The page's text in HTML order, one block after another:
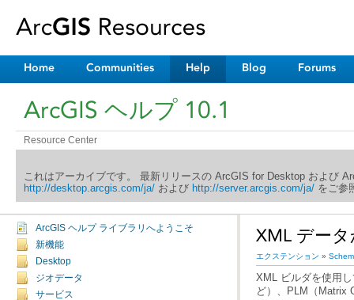
Home Communities Help Blog Forums
ArcGIS ヘルプ 10.1
Resource Center
これはアーカイブです。 最新リリースの ArcGIS for Desktop および
http://desktop.arcgis.com/ja/および http://server.arcgis.com/ja/をご参
ArcGIS ヘルプ ライブラリへようこそ
新機能
Desktop
ジオデータ
サービス
XML デー
エクステンション »